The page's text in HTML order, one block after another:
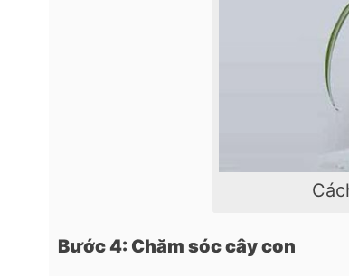
Bước 4: Chăm sóc cây con